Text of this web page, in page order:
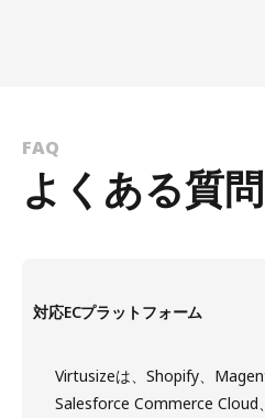
FAQ
よくある質問
対応ECプラットフォーム
Virtusizeは、Shopify、
Salesforce Commerce Cloud